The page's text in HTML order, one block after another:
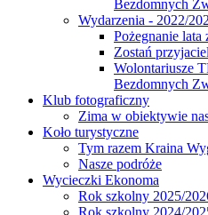
Bezdomnych
Wydarzenia - 2022/
Pożegnanie lata
Zostań
Wolontariusze
Bezdomnych
Klub fotograficzny
Zima w obiektywie
Koło turystyczne
Tym razem Kraina
Nasze podróże
Wycieczki Ekonoma
Rok szkolny 2025/
Rok szkolny 2024/